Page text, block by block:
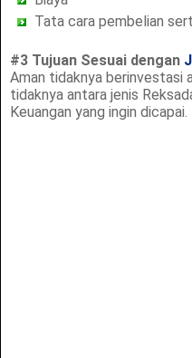
Tata cara pembelian
#3 Tujuan Sesuai dengan
Aman tidaknya berinvestasi
tidaknya antara jenis
Keuangan yang ingin dicapai.